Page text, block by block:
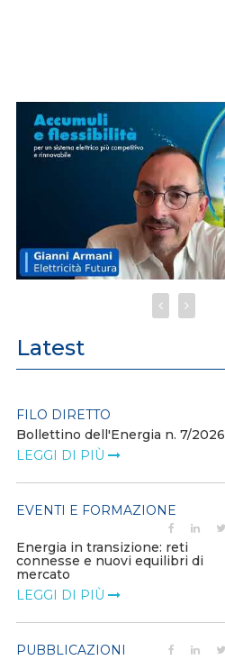
Latest
FILO DIRETTO
Bollettino dell'Energia n. 7/2026
LEGGI DI PIÙ
EVENTI E FORMAZIONE
Energia in transizione: reti
connesse e nuovi equilibri di
mercato
LEGGI DI PIÙ
PUBBLICAZIONI